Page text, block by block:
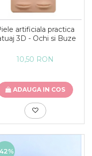
artificiala practica
3D - Ochi si Buze
10,50 RON
ADAUGA IN COS